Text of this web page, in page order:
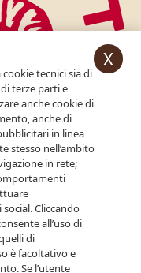
nascita.
tecnici sia di
terze parti e
anche cookie di
anche di
in linea
stesso nell’ambito
in rete;
Cliccando
all’uso di
di
è facoltativo e
Se l’utente
X